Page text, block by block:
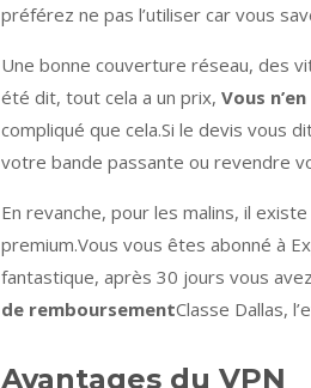
préférez ne pas l’utiliser car vous
Une bonne couverture réseau, des
été dit, tout cela a un prix, Vous
compliqué que cela.Si le devis vous
votre bande passante ou revendre
En revanche, pour les malins, il
premium.Vous vous êtes abonné à
fantastique, après 30 jours vous
de remboursementClasse Dallas,
Avantages du VPN